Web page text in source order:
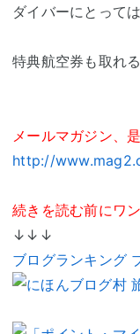
ダイバーにとって
特典航空券も取れる
メールマガジン、
http://
続きを読む前にワ
↓↓↓
ブログランキング